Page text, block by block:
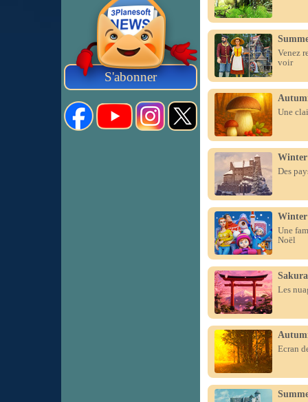
S'abonner
Venez
voir
Une
Des
Winter
Une
Noël
Les
Ecran